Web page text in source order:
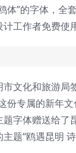
体”的字体，全
工作者免费使用
文化和旅游局
份专属的新年
字体赠送给了
题“鸥遇昆明